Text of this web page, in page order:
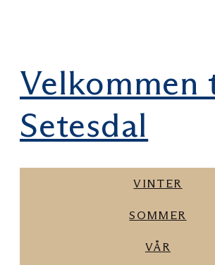
Velkommen
Setesdal
VINTER
SOMMER
VÅR